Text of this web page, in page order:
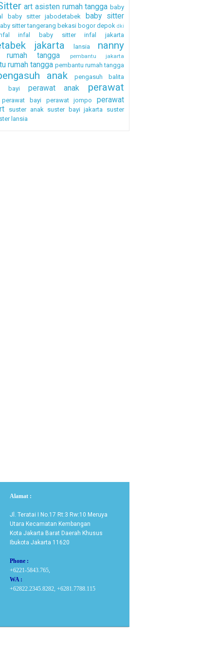
art asisten rumah tangga baby
baby sitter jabodetabek baby sitter
sitter tangerang bekasi bogor depok dki
infal baby sitter infal jakarta
jakarta lansia nanny
rumah tangga pembantu jakarta
rumah tangga pembantu rumah tangga
anak
pengasuh balita
bayi
perawat anak perawat
perawat bayi perawat jompo
perawat
suster anak suster bayi jakarta
suster
lansia
Alamat :
Jl. Teratai I No.17 Rt:3 Rw:10 Meruya
Utara Kecamatan Kembangan
Kota Jakarta Barat Daerah Khusus
Ibukota Jakarta 11620
Phone :
+6221-5843.765,
WA :
+62822.2345.8282, +6281.7788.115